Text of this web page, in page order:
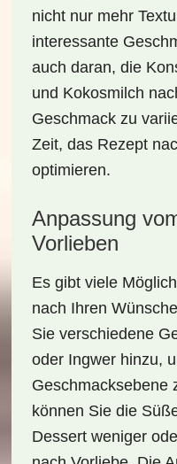
nicht nur mehr
interessante
auch daran, die
und Kokosmilch
Geschmack zu
Zeit, das Rezept
optimieren.
Anpassung
Vorlieben
Es gibt viele
nach Ihren
Sie verschiedene
oder Ingwerhinzu,
Geschmacksebene
können Sie die
Dessert weniger